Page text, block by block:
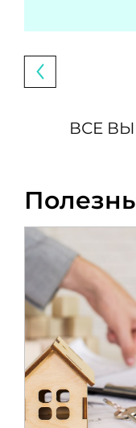
ВСЕ